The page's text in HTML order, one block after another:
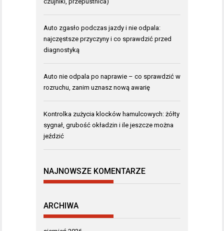
Auto zgasło podczas jazdy i nie odpala:
najczęstsze przyczyny i co sprawdzić przed
diagnostyką
Auto nie odpala po naprawie – co sprawdzić w
rozruchu, zanim uznasz nową awarię
Kontrolka zużycia klocków hamulcowych: żółty
sygnał, grubość okładzin i ile jeszcze można
jeździć
NAJNOWSZE KOMENTARZE
ARCHIWA